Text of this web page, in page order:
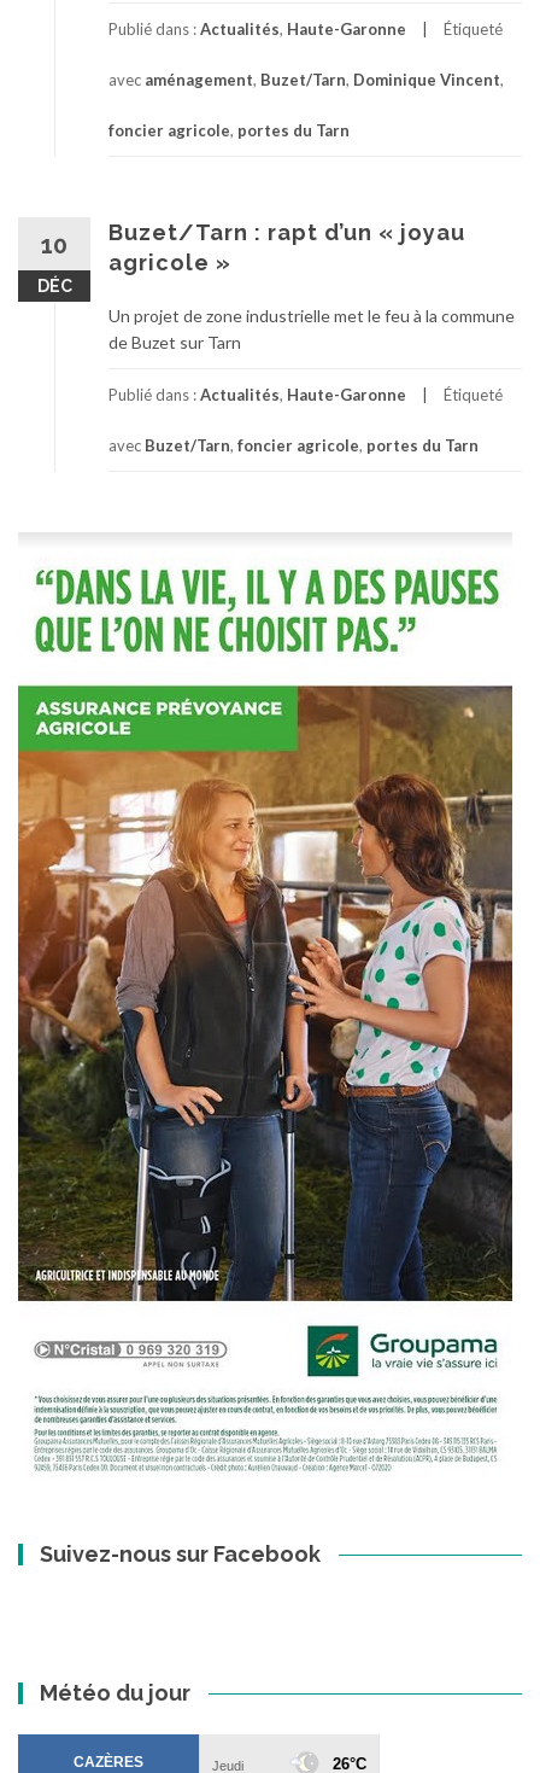
Publié dans :Actualités, Haute-Garonne Étiqueté
avec aménagement, Buzet/Tarn, Dominique Vincent,
foncier agricole, portes du Tarn
10
DÉC
Buzet/Tarn : rapt d’un « joyau
agricole »
Un projet de zone industrielle met le feu à la commune
de Buzet sur Tarn
Publié dans :Actualités, Haute-Garonne Étiqueté
avec Buzet/Tarn, foncier agricole, portes du Tarn
Suivez-nous sur Facebook
Météo du jour